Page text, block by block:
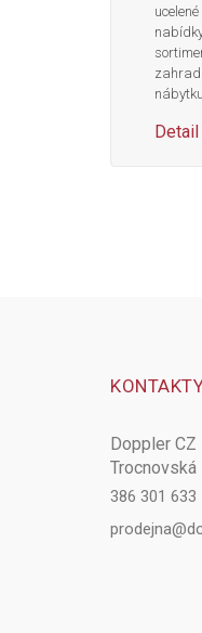
ucelené
Detail
Doppler CZ
Trocnovská
386 301 633